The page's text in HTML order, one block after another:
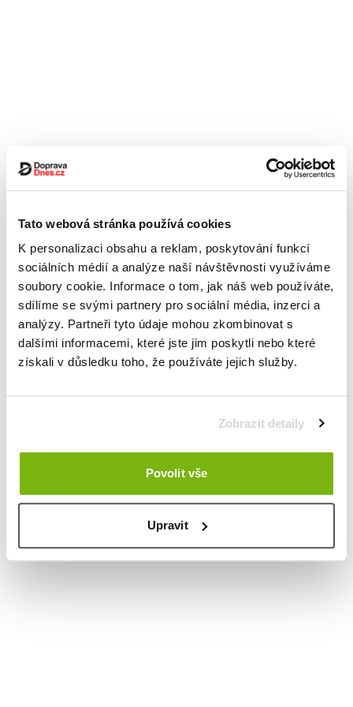
Tato webová stránka používá cookies
K personalizaci obsahu a reklam, poskytování funkcí
sociálních médií a analýze naší návštěvnosti využíváme
soubory cookie. Informace o tom, jak náš web používáte,
sdílíme se svými partnery pro sociální média, inzerci a
analýzy. Partneři tyto údaje mohou zkombinovat s
dalšími informacemi, které jste jim poskytli nebo které
získali v důsledku toho, že používáte jejich služby.
Zobrazit detaily
Povolit vše
Upravit